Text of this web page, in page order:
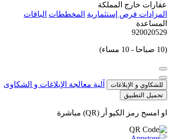
عقارات خارج المملكة
المزادات فرص إستثمارية المخططات الباقات
المساعدة
920020529
(10 صباحا - 10 مساء)
للشكاوي و الإبلاغات آلية معالجة الإبلاغات و الشكاوى
تحميل التطبيق
او امسح رمز الكيو أر (QR) مباشرة